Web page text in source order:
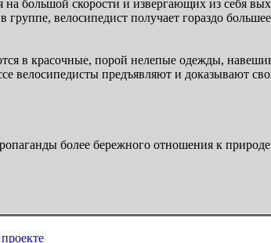
большой скорости и извергающих из себя
велосипедист получает гораздо
в красочные, порой нелепые одежды,
велосипедисты предъявляют и доказывают
более бережного отношения к